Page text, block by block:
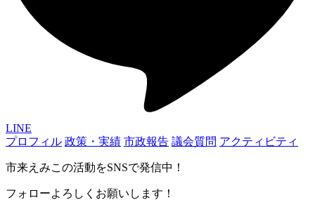
LINE
プロフィル 政策・実績 市政報告 議会質問 アクティビティ
市来えみこの活動をSNSで発信中！
フォローよろしくお願いします！